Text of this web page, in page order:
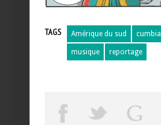
TAGS Amérique du sud cumbia
musique reportage